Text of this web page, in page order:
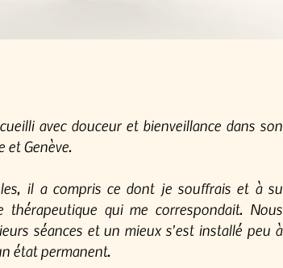
avec douceur et bienveillance dans son
et Genève.
il a compris ce dont je souffrais et à su
thérapeutique qui me correspondait. Nous
séances et un mieux s'est installé peu à
état permanent.